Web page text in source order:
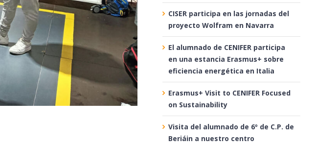
CISER participa en las jornadas del
proyecto Wolfram en Navarra
El alumnado de CENIFER participa
en una estancia Erasmus+ sobre
eficiencia energética en Italia
Erasmus+ Visit to CENIFER Focused
on Sustainability
Visita del alumnado de 6º de C.P. de
Beriáin a nuestro centro